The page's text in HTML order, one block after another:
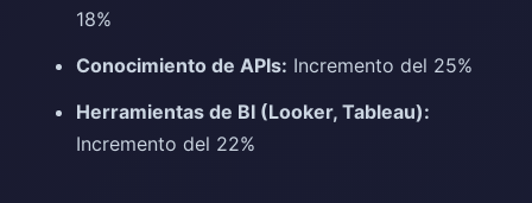
18%
Conocimiento de APIs: Incremento del 25%
Herramientas de BI (Looker, Tableau):
Incremento del 22%